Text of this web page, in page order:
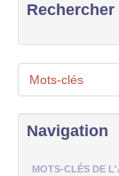
Rechercher
Mots-clés
Navigation
MOTS-CLÉS DE